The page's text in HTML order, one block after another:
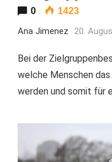
0 1423
Ana Jimenez 20.
Bei der
welche Menschen
werden und somit für